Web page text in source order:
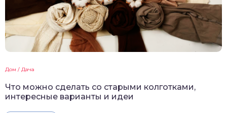
Дом / Дача
Что можно сделать со старыми колготками,
интересные варианты и идеи